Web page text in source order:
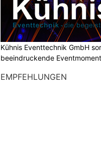
Kühnis Eventtechnik GmbH
beeindruckende
EMPFEHLUNGEN